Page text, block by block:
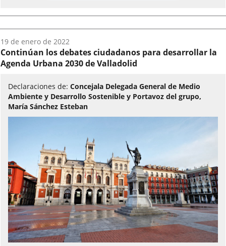
Fecha
del
audio:
19 de enero de 2022
Continúan los debates ciudadanos para desarrollar la
Agenda Urbana 2030 de Valladolid
Declaraciones de: Concejala Delegada General de Medio
Ambiente y Desarrollo Sostenible y Portavoz del grupo,
María Sánchez Esteban